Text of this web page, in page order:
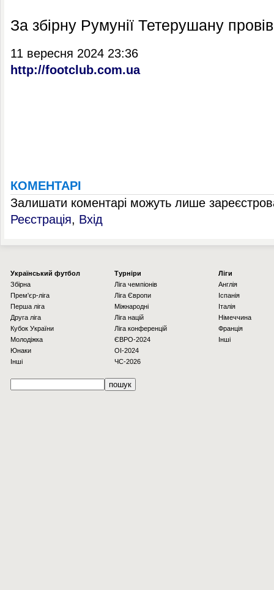
За збірну Румунії Тетерушану
11 вересня 2024 23:36
http://footclub.com.ua
КОМЕНТАРІ
Залишати коментарі можуть лише
Реєстрація, Вхід
Українcький футбол
Збірна
Прем'єр-ліга
Перша ліга
Друга ліга
Кубок України
Молодіжка
Юнаки
Інші
Турніри
Ліга чемпіонів
Ліга Європи
Міжнародні
Ліга націй
Ліга конференцій
ЄВРО-2024
OI-2024
ЧС-2026
Ліги
Англія
Іспанія
Італія
Німеччина
Франція
Інші